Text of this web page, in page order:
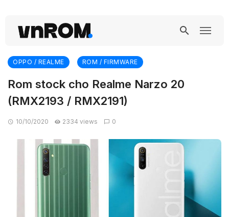
OPPO / REALME ROM / FIRMWARE
Rom stock cho Realme Narzo 20
(RMX2193 / RMX2191)
10/10/2020 2334 views 0